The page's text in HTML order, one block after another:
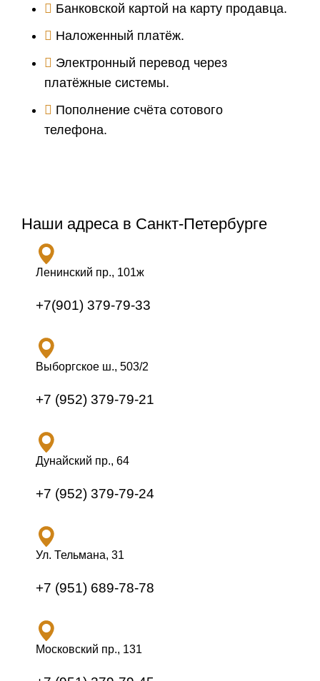
Банковской картой на карту продавца.
Наложенный платёж.
Электронный перевод через
платёжные системы.
Пополнение счёта сотового
телефона.
Наши адреса в Санкт-Петербурге
Ленинский пр., 101ж
+7(901) 379-79-33
Выборгское ш., 503/2
+7 (952) 379-79-21
Дунайский пр., 64
+7 (952) 379-79-24
Ул. Тельмана, 31
+7 (951) 689-78-78
Московский пр., 131